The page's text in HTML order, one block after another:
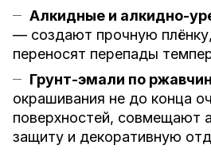
Алкидные и алкидно-
— создают прочную
переносят перепады
Грунт-эмали по
окрашивания не до конца
поверхностей, совмещают
защиту и декоративную